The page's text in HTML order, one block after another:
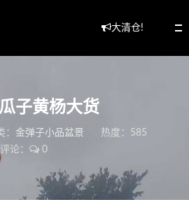
大清仓!
子黄杨大货
： 金弹子小品盆景
热度：585
评论：
0